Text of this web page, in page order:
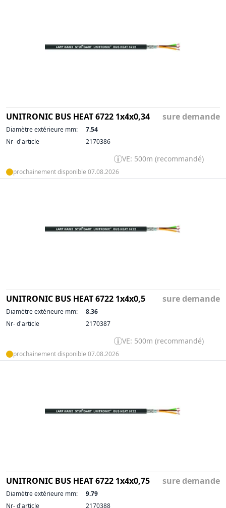
UNITRONIC BUS HEAT 6722 1x4x0,34 sure demande
Diamètre extérieure mm:
7.54
Nr- d'article
2170386
VE: 500m (recommandé)
prochainement disponible 07.08.2026
UNITRONIC BUS HEAT 6722 1x4x0,5 sure demande
Diamètre extérieure mm:
8.36
Nr- d'article
2170387
VE: 500m (recommandé)
prochainement disponible 07.08.2026
UNITRONIC BUS HEAT 6722 1x4x0,75 sure demande
Diamètre extérieure mm:
9.79
Nr- d'article
2170388